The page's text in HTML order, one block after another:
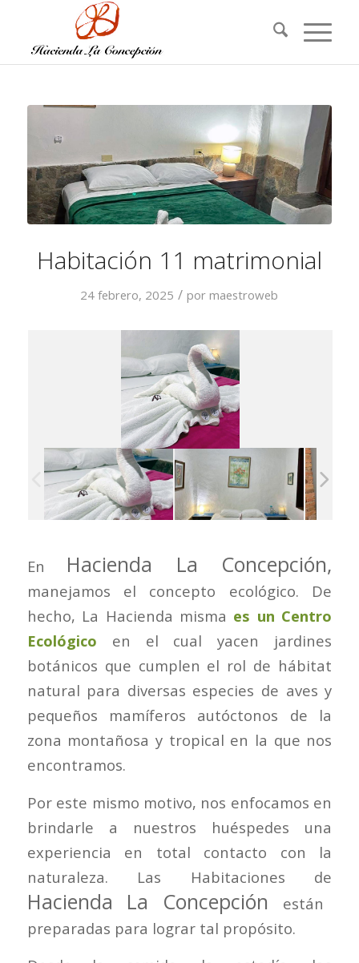
Habitación 11 matrimonial
24 febrero, 2025 / pormaestroweb
En Hacienda La Concepción,
manejamos el concepto ecológico. De
hecho, La Hacienda misma es un Centro
Ecológico en el cual yacen jardines
botánicos que cumplen el rol de hábitat
natural para diversas especies de aves y
pequeños mamíferos autóctonos de la
zona montañosa y tropical en la que nos
encontramos.
Por este mismo motivo, nos enfocamos en
brindarle a nuestros huéspedes una
experiencia en total contacto con la
naturaleza. Las Habitaciones de
Hacienda La Concepción
están
preparadas para lograr tal propósito.